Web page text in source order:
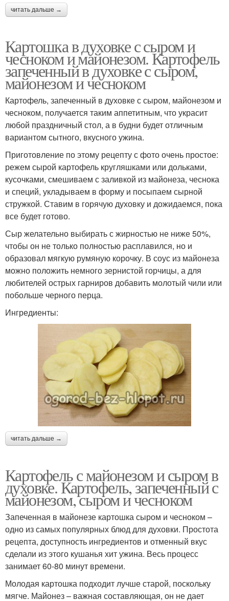
читать дальше →
Картошка в духовке с сыром и
чесноком и майонезом. Картофель
запеченный в духовке с сыром,
майонезом и чесноком
Картофель, запеченный в духовке с сыром, майонезом и
чесноком, получается таким аппетитным, что украсит
любой праздничный стол, а в будни будет отличным
вариантом сытного, вкусного ужина.
Приготовление по этому рецепту с фото очень простое:
режем сырой картофель кругляшками или дольками,
кусочками, смешиваем с заливкой из майонеза, чеснока
и специй, укладываем в форму и посыпаем сырной
стружкой. Ставим в горячую духовку и дожидаемся, пока
все будет готово.
Сыр желательно выбирать с жирностью не ниже 50%,
чтобы он не только полностью расплавился, но и
образовал мягкую румяную корочку. В соус из майонеза
можно положить немного зернистой горчицы, а для
любителей острых гарниров добавить молотый чили или
побольше черного перца.
Ингредиенты:
читать дальше →
Картофель с майонезом и сыром в
духовке. Картофель, запеченный с
майонезом, сыром и чесноком
Запеченная в майонезе картошка сыром и чесноком –
одно из самых популярных блюд для духовки. Простота
рецепта, доступность ингредиентов и отменный вкус
сделали из этого кушанья хит ужина. Весь процесс
занимает 60-80 минут времени.
Молодая картошка подходит лучше старой, поскольку
мягче. Майонез – важная составляющая, он не дает